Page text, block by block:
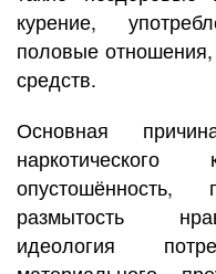
курение,
половые отношения,
средств.
Основная
размытость
идеология